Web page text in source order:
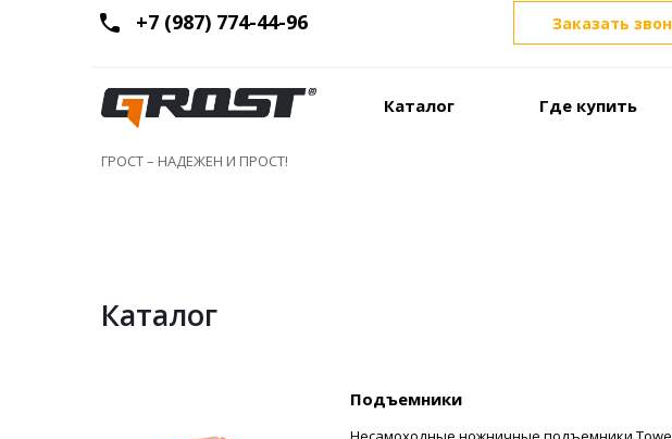
+7 (987) 774-44-96 Заказать
ГРОСТ – НАДЕЖЕН И ПРОСТ!
Каталог Где купить
Каталог
Подъемники